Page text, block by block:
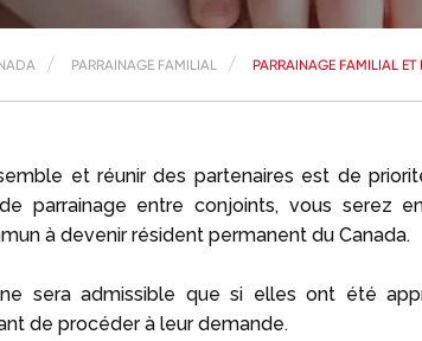
PARRAINAGE FAMILIAL PARRAINAGE FAMILIAL
et réunir des partenaires est de
parrainage entre conjoints, vous serez
à devenir résident permanent du Canada.
sera admissible que si elles ont été
de procéder à leur demande.